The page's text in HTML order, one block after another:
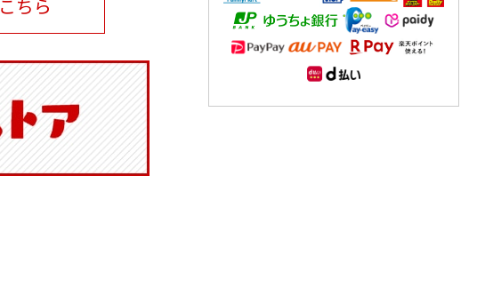
ちら